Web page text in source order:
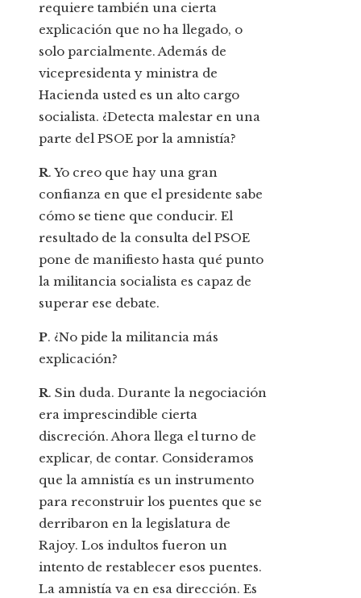
requiere también una cierta
explicación que no ha llegado, o
solo parcialmente. Además de
vicepresidenta y ministra de
Hacienda usted es un alto cargo
socialista. ¿Detecta malestar en una
parte del PSOE por la amnistía?
R. Yo creo que hay una gran
confianza en que el presidente sabe
cómo se tiene que conducir. El
resultado de la consulta del PSOE
pone de manifiesto hasta qué punto
la militancia socialista es capaz de
superar ese debate.
P. ¿No pide la militancia más
explicación?
R. Sin duda. Durante la negociación
era imprescindible cierta
discreción. Ahora llega el turno de
explicar, de contar. Consideramos
que la amnistía es un instrumento
para reconstruir los puentes que se
derribaron en la legislatura de
Rajoy. Los indultos fueron un
intento de restablecer esos puentes.
La amnistía va en esa dirección. Es